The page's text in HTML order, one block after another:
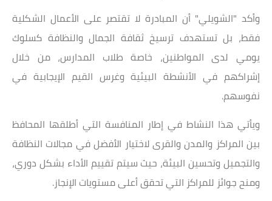
وأكد "الشويلي" أن المبادرة لا تقتصر على الأعمال الشكلية
فقط، بل تستهدف ترسيخ ثقافة الجمال والنظافة كسلوك
يومي لدى المواطنين، خاصة طلاب المدارس، من خلال
إشراكهم في الأنشطة البيئية وغرس القيم الإيجابية في
نفوسهم.
ويأتي هذا النشاط في إطار المنافسة التي أطلقها المحافظ
بين المراكز والمدن والقرى لاختيار الأفضل في مجالات النظافة
والتجميل وتحسين البيئة، حيث سيتم تقييم الأداء بشكل دوري،
ومنح جوائز للمراكز التي تحقق أعلى مستويات الإنجاز.